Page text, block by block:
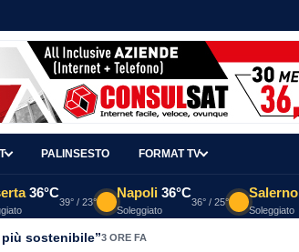
PALINSESTO FORMAT TV
36°C
39° / 23°
Napoli 36°C
Soleggiato
36° / 25°
Salerno
Soleggiato
sostenibile”3 ORE FA